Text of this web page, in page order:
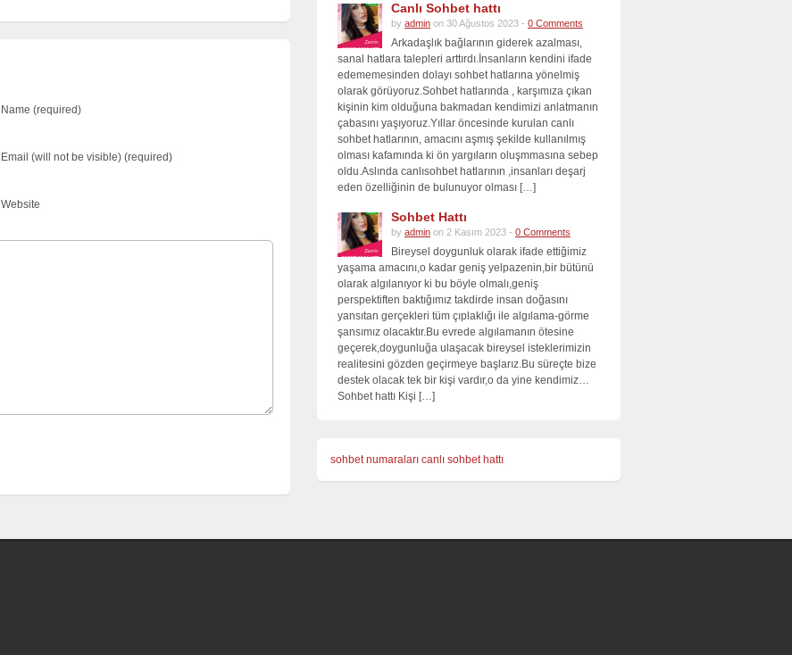
Name (required)
Email (will not be visible) (required)
Website
Canlı Sohbet hattı
by admin on 30 Ağustos 2023 - 0 Comments
Arkadaşlık bağlarının giderek azalması,
sanal hatlara talepleri arttırdı.İnsanların kendini ifade
edememesinden dolayı sohbet hatlarına yönelmiş
olarak görüyoruz.Sohbet hatlarında , karşımıza çıkan
kişinin kim olduğuna bakmadan kendimizi anlatmanın
çabasını yaşıyoruz.Yıllar öncesinde kurulan canlı
sohbet hatlarının, amacını aşmış şekilde kullanılmış
olması kafamında ki ön yargıların oluşmmasına sebep
oldu.Aslında canlısohbet hatlarının ,insanları deşarj
eden özelliğinin de bulunuyor olması […]
Sohbet Hattı
by admin on 2 Kasım 2023 - 0 Comments
Bireysel doygunluk olarak ifade ettiğimiz
yaşama amacını,o kadar geniş yelpazenin,bir bütünü
olarak algılanıyor ki bu böyle olmalı,geniş
perspektiften baktığımız takdirde insan doğasını
yansıtan gerçekleri tüm çıplaklığı ile algılama-görme
şansımız olacaktır.Bu evrede algılamanın ötesine
geçerek,doygunluğa ulaşacak bireysel isteklerimizin
realitesini gözden geçirmeye başlarız.Bu süreçte bize
destek olacak tek bir kişi vardır,o da yine kendimiz…
Sohbet hattı Kişi […]
sohbet numaraları canlı sohbet hattı